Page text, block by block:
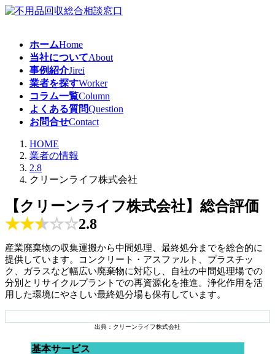
コ
ナ
ホームHome
当社についてAbout
事例紹介Jirei
業者を探すWorker
コラム一覧Column
よくある質問Question
お問合せContact
HOME
業者の情報
2.8
クリーンライフ株式会社
【クリーンライフ株式会社】総合評価
★★★☆☆2.8
産業廃棄物の収集運搬から中間処理、最終処分までを総合的に
提供しています。コンクリート・アスファルト、プラスチッ
ク、ガラスなど幅広い廃棄物に対応し、自社の中間処理場での
分別とリサイクルプラントでの再資源化を推進。浄化作用を活
用した環境にやさしい最終処分場も保有しています。
出典：クリーンライフ株式会社
基本サービス